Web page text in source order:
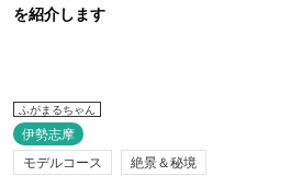
を紹介します
ふがまるちゃん
伊勢志摩
モデルコース
絶景＆秘境